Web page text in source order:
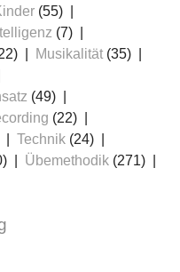
(55)
(7)
Musikalität(35)
(49)
(22)
Technik (24)
Übemethodik (271)